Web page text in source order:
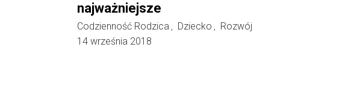
najważniejsze
Codzienność Rodzica, Dziecko ,
Rozwój
14 września 2018